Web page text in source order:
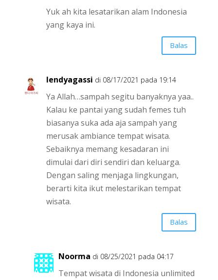
Yuk ah kita lesatarikan alam Indonesia
yang kaya ini.
Balas
lendyagassi di 08/17/2021 pada 19:14
Ya Allah…sampah segitu banyaknya yaa..
Kalau ke pantai yang sudah femes tuh
biasanya suka ada aja sampah yang
merusak ambiance tempat wisata.
Sebaiknya memang kesadaran ini
dimulai dari diri sendiri dan keluarga.
Dengan saling menjaga lingkungan,
berarti kita ikut melestarikan tempat
wisata.
Balas
Noorma di 08/25/2021 pada 04:17
Tempat wisata di Indonesia unlimited